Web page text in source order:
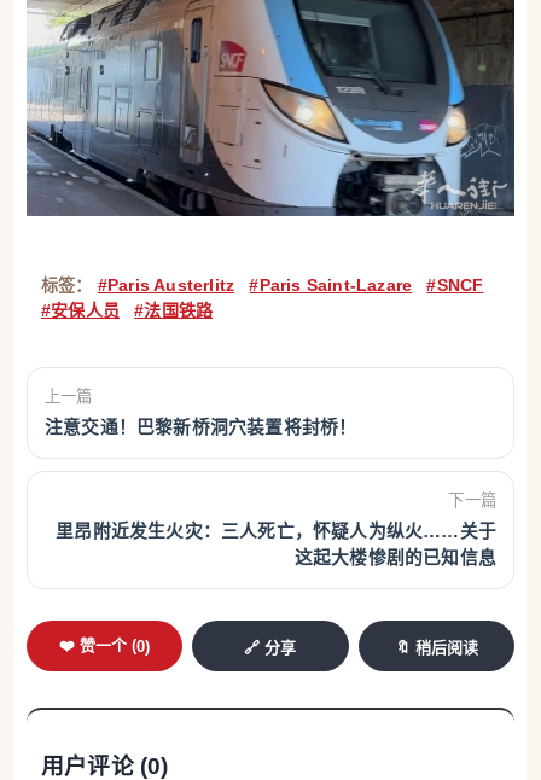
标签： #Paris Austerlitz #Paris Saint-Lazare
#SNCF
#安保人员
#法国铁路
上一篇
注意交通！巴黎新桥洞穴装置将封桥！
下一篇
里昂附近发生火灾：三人死亡，怀疑人为纵火……关于
这起大楼惨剧的已知信息
❤️ 赞一个 (0) 🔗 分享 🔖 稍后阅读
用户评论 (0)